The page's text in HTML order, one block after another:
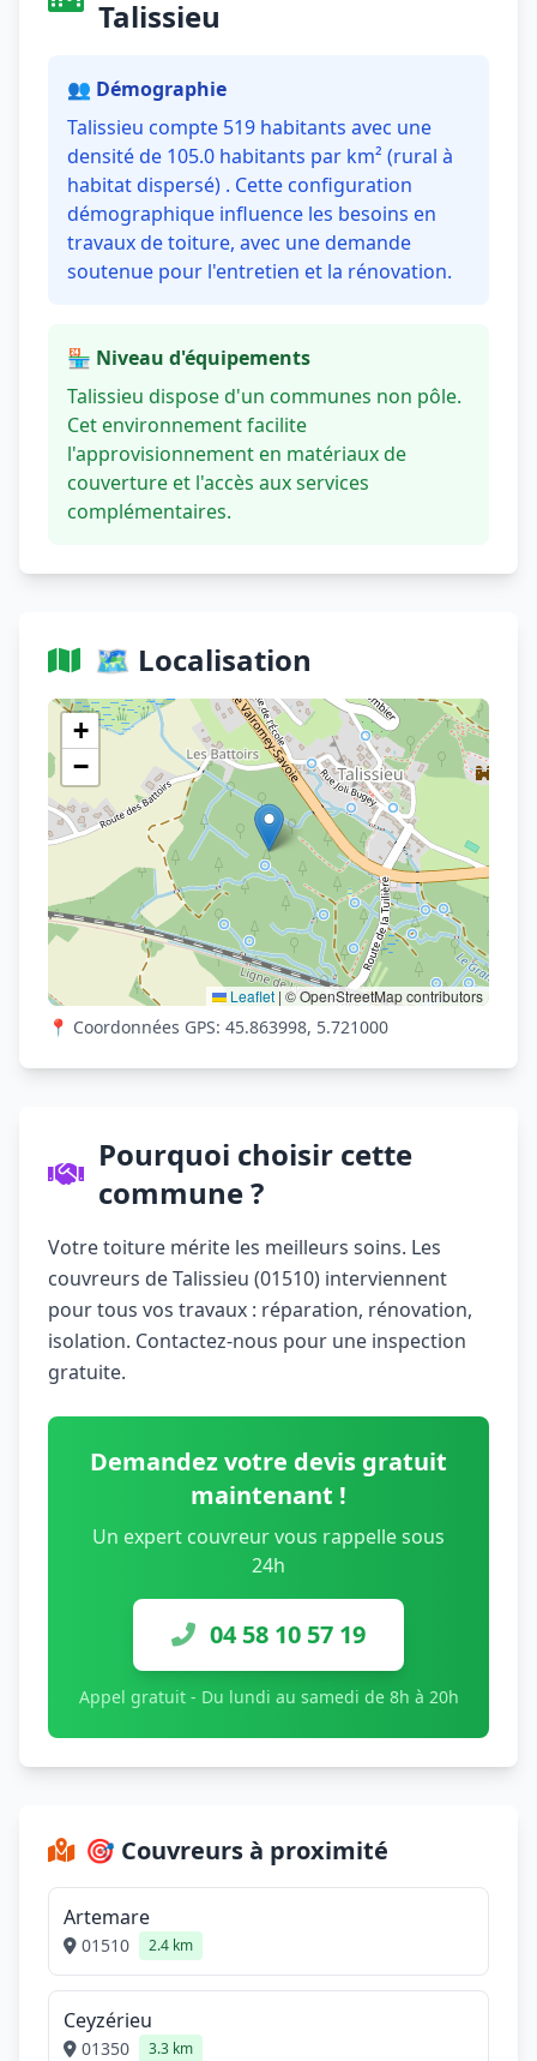
Talissieu
👥 Démographie
Talissieu compte 519 habitants avec une
densité de 105.0 habitants par km² (rural à
habitat dispersé) . Cette configuration
démographique influence les besoins en
travaux de toiture, avec une demande
soutenue pour l'entretien et la rénovation.
🏪 Niveau d'équipements
Talissieu dispose d'un communes non pôle.
Cet environnement facilite
l'approvisionnement en matériaux de
couverture et l'accès aux services
complémentaires.
🗺️ Localisation
+
−
Leaflet | © OpenStreetMap contributors
Voir sur OpenStreetMap
📍 Coordonnées GPS: 45.863998, 5.721000
Pourquoi choisir cette
commune ?
Votre toiture mérite les meilleurs soins. Les
couvreurs de Talissieu (01510) interviennent
pour tous vos travaux : réparation, rénovation,
isolation. Contactez-nous pour une inspection
gratuite.
Demandez votre devis gratuit
maintenant !
Un expert couvreur vous rappelle sous
24h
04 58 10 57 19
Appel gratuit - Du lundi au samedi de 8h à 20h
🎯 Couvreurs à proximité
Artemare
01510 2.4 km
Ceyzérieu
01350 3.3 km